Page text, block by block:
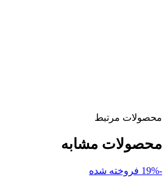
محصولات مرتبط
محصولات مشابه
-19% فروخته شده